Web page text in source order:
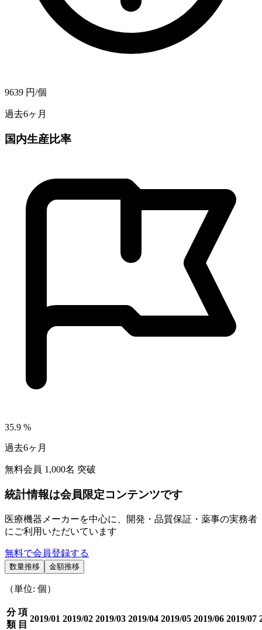
9639 円/個
過去6ヶ月
国内生産比率
35.9 %
過去6ヶ月
無料会員 1,000名 突破
統計情報は会員限定コンテンツです
医療機器メーカーを中心に、開発・品質保証・薬事の実務者
にご利用いただいています
無料で会員登録する
数量推移 金額推移
（単位: 個）
分
類
項
目
2019/01 2019/02 2019/03 2019/04 2019/05 2019/06 2019/07